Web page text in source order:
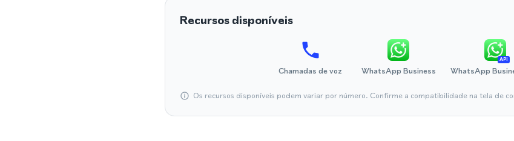
Recursos disponíveis
Chamadas de voz WhatsApp Business
API
WhatsApp
Os recursos disponíveis podem variar por número. Confirme a compatibilidade na tela de